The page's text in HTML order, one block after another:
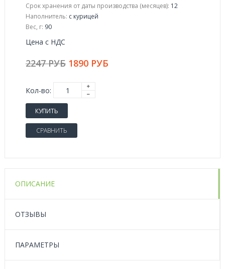
Срок хранения от даты производства (месяцев): 12
Наполнитель: с курицей
Вес, г: 90
Цена с НДС
2247 РУБ 1890 РУБ
Кол-во:
КУПИТЬ
СРАВНИТЬ
ОПИСАНИЕ
ОТЗЫВЫ
ПАРАМЕТРЫ